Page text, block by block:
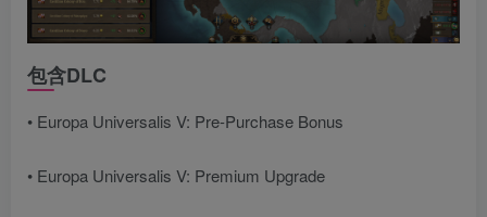
包含DLC
• Europa Universalis V: Pre-Purchase Bonus
• Europa Universalis V: Premium Upgrade